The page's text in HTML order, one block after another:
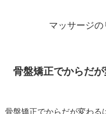
マッサージ
骨盤矯正でからだが
骨盤矯正でからだが変わる